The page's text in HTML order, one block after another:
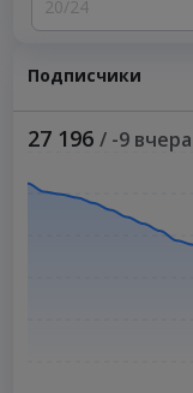
20/24
Подписчики
27 196 / -9 вчера